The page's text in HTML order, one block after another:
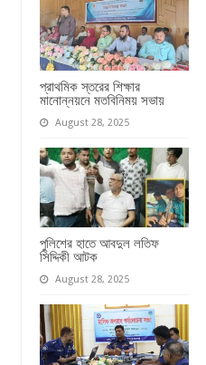
প্রাথমিক স্তরের শিক্ষার
মানোন্নয়নে মতবিনিময় সভায়
August 28, 2025
পুলিশের হাতে আবদুল লতিফ
সিদ্দিকী আটক
August 28, 2025